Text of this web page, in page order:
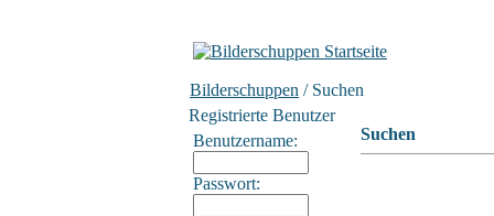
Bilderschuppen / Suchen
Registrierte Benutzer
Benutzername:
Passwort:
Suchen